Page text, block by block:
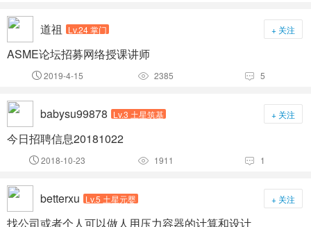
道祖 Lv.24 掌门 + 关注
ASME论坛招募网络授课讲师
 2019-4-15  2385  5
babysu99878 Lv.3 土星筑基 + 关注
今日招聘信息20181022
 2018-10-23  1911  1
betterxu Lv.5 土星元婴 + 关注
找公司或者个人可以做人用压力容器的计算和设计